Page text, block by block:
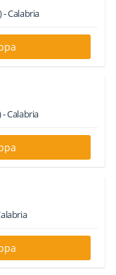
-Calabria
-Calabria